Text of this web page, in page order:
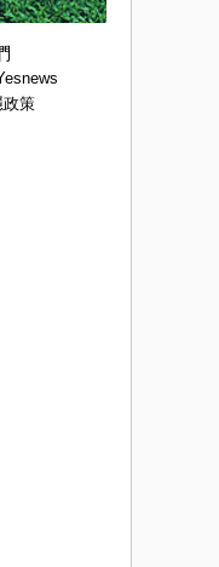
政策